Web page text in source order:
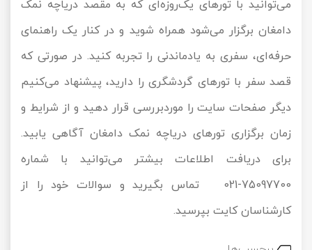
می‌توانید با تورهای یک‌روزه‌ای که به مقصد دریاچه نمک
دامغان برگزار می‌شود همراه شوید و در کنار یک راهنمای
حرفه‌ای، سفری به یادماندنی را تجربه کنید. در صورتی که
قصد سفر با تورهای گردشگری را دارید، پیشنهاد می‌کنیم
دیگر صفحات سایت را موردبررسی قرار دهید و از شرایط و
زمان برگزاری تورهای دریاچه نمک دامغان آگاهی یابید.
برای دریافت اطلاعات بیشتر می‌توانید با شماره
75097700-021 تماس بگیرید و سوالات خود را از
کارشناسان کایت بپرسید.